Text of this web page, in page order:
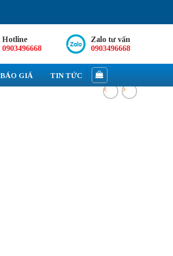
Hotline
0903496668
Zalo tư vấn
0903496668
BÁO GIÁ TIN TỨC